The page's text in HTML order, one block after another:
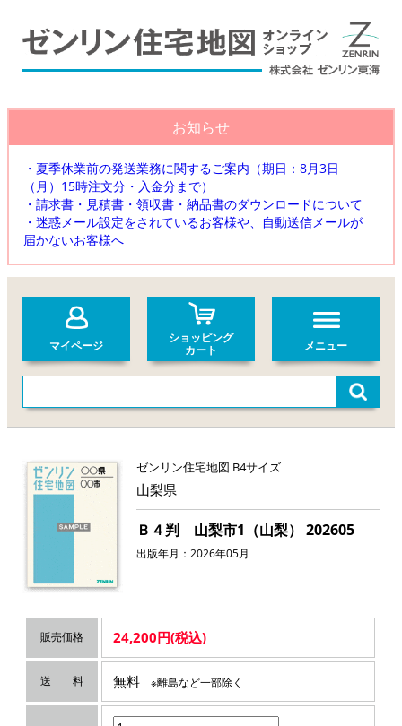
お知らせ
・夏季休業前の発送業務に関するご案内（期日：8月3日
（月）15時注文分・入金分まで）
・請求書・見積書・領収書・納品書のダウンロードについて
・迷惑メール設定をされているお客様や、自動送信メールが
届かないお客様へ
マイページ
ショッピング
カート
メニュー
ゼンリン住宅地図 B4サイズ
山梨県
Ｂ４判 山梨市1（山梨） 202605
出版年月：2026年05月
販売価格 24,200円(税込)
送 料 無料 ※離島など一部除く